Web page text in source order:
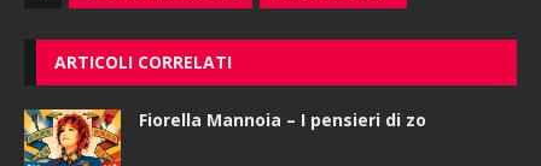
ARTICOLI CORRELATI
Fiorella Mannoia – I pensieri di zo